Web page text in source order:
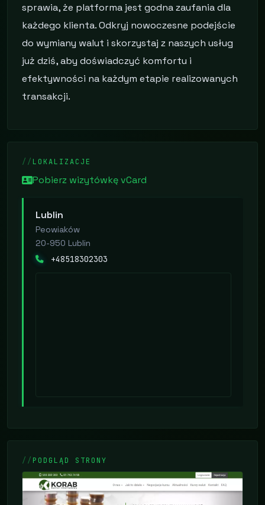
sprawia, że platforma jest godna zaufania dla
każdego klienta. Odkryj nowoczesne podejście
do wymiany walut i skorzystaj z naszych usług
już dziś, aby doświadczyć komfortu i
efektywności na każdym etapie realizowanych
transakcji.
LOKALIZACJE
Pobierz wizytówkę vCard
Lublin
Peowiaków
20-950 Lublin
+48518302303
PODGLĄD STRONY